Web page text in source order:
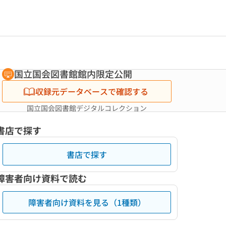
国立国会図書館館内限定公開
収録元データベースで確認する
国立国会図書館デジタルコレクション
店で探す
書店で探す
害者向け資料で読む
障害者向け資料を見る（1種類）